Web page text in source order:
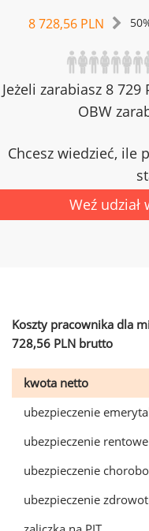
8 728,56 PLN
Jeżeli zarabiasz 8
OBW
Chcesz wiedzieć, ile
Weź
Koszty pracownika dla
728,56 PLN brutto
kwota netto
ubezpieczenie
ubezpieczenie rentowe
ubezpieczenie
ubezpieczenie